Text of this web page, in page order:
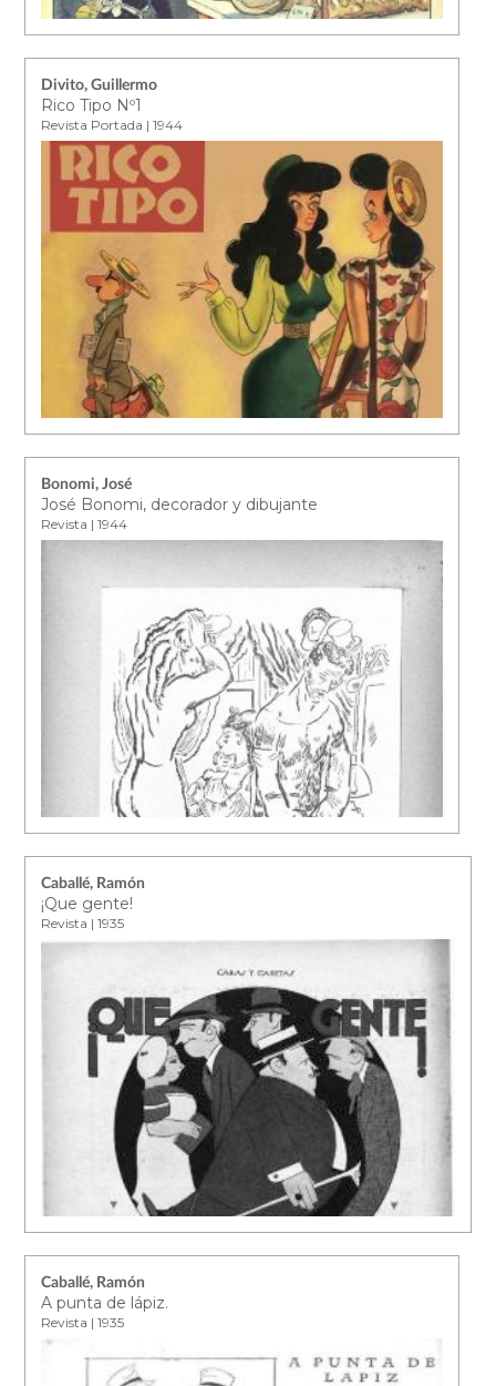
Divito, Guillermo
Rico Tipo Nº1
Revista Portada | 1944
Bonomi, José
José Bonomi, decorador y dibujante
Revista | 1944
Caballé, Ramón
¡Que gente!
Revista | 1935
Caballé, Ramón
A punta de lápiz.
Revista | 1935